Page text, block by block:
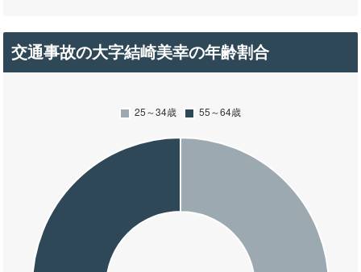
交通事故の大字結崎美幸の年齢割合